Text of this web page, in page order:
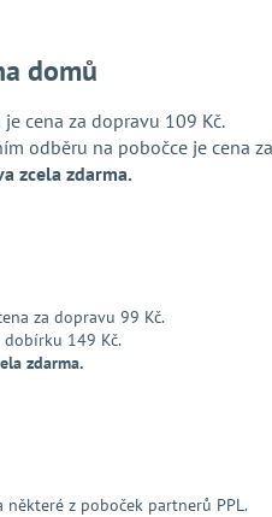
domů
cena za dopravu 109 Kč.
odběru na pobočce je cena
zcela zdarma.
za dopravu 99 Kč.
149 Kč.
zdarma.
z poboček partnerů PPL.